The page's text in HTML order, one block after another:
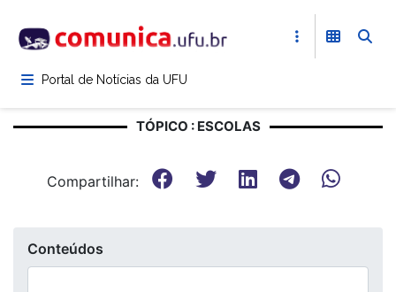
para
conteúdoPortal de Notícias da UFU
TÓPICO : ESCOLAS
Compartilhar:
Conteúdos